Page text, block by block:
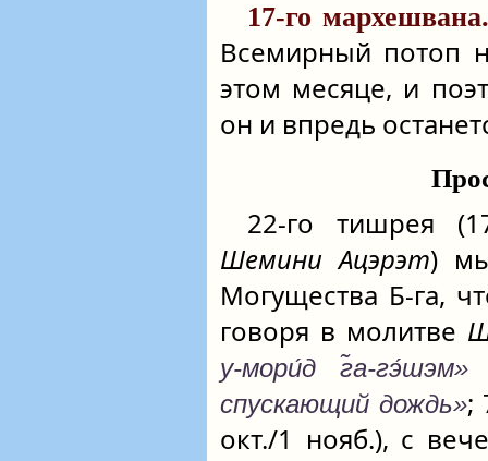
17-го мархешвана.
Всемирный потоп
этом месяце, и
он и впредь
22‑го тишрея
Шемини Ацэрэт)
Могущества Б‑га,
говоря в молитве
у-мори́д г̃а-гэ́шэм»
спускающий дождь»;
окт./1 нояб.), с